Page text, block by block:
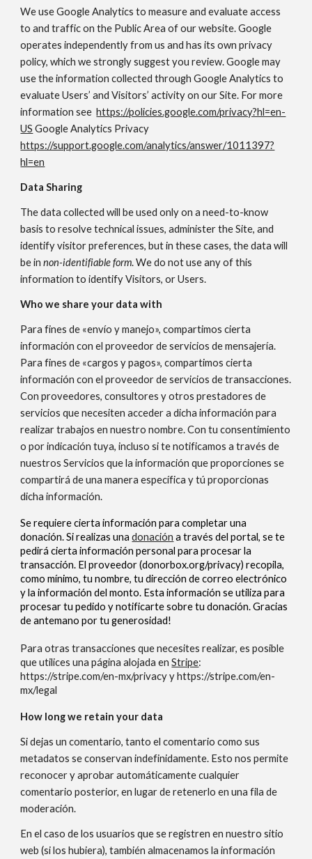
We use Google Analytics to measure and evaluate access
to and traffic on the Public Area of our website. Google
operates independently from us and has its own privacy
policy, which we strongly suggest you review. Google may
use the information collected through Google Analytics to
evaluate Users’ and Visitors’ activity on our Site. For more
information seehttps://policies.google.com/privacy?hl=en-
US Google Analytics Privacy
https://support.google.com/analytics/answer/1011397?
hl=en
Data Sharing
The data collected will be used only on a need-to-know
basis to resolve technical issues, administer the Site, and
identify visitor preferences, but in these cases, the data will
be innon-identifiable form. We do not use any of this
information to identify Visitors, or Users.
Who we share your data with
Para fines de «envío y manejo», compartimos cierta
información con el proveedor de servicios de mensajería.
Para fines de «cargos y pagos», compartimos cierta
información con el proveedor de servicios de transacciones.
Con proveedores, consultores y otros prestadores de
servicios que necesiten acceder a dicha información para
realizar trabajos en nuestro nombre. Con tu consentimiento
o por indicación tuya, incluso si te notificamos a través de
nuestros Servicios que la información que proporciones se
compartirá de una manera específica y tú proporcionas
dicha información.
Se requiere cierta información para completar una
donación. Si realizas unadonación a través del portal, se te
pedirá cierta información personal para procesar la
transacción. El proveedor (donorbox.org/privacy) recopila,
como mínimo, tu nombre, tu dirección de correo electrónico
y la información del monto. Esta información se utiliza para
procesar tu pedido y notificarte sobre tu donación. Gracias
de antemano por tu generosidad!
Para otras transacciones que necesites realizar, es posible
que utilices una página alojada enStripe:
https://stripe.com/en-mx/privacy y https://stripe.com/en-
mx/legal
How long we retain your data
Si dejas un comentario, tanto el comentario como sus
metadatos se conservan indefinidamente. Esto nos permite
reconocer y aprobar automáticamente cualquier
comentario posterior, en lugar de retenerlo en una fila de
moderación.
En el caso de los usuarios que se registren en nuestro sitio
web (si los hubiera), también almacenamos la información